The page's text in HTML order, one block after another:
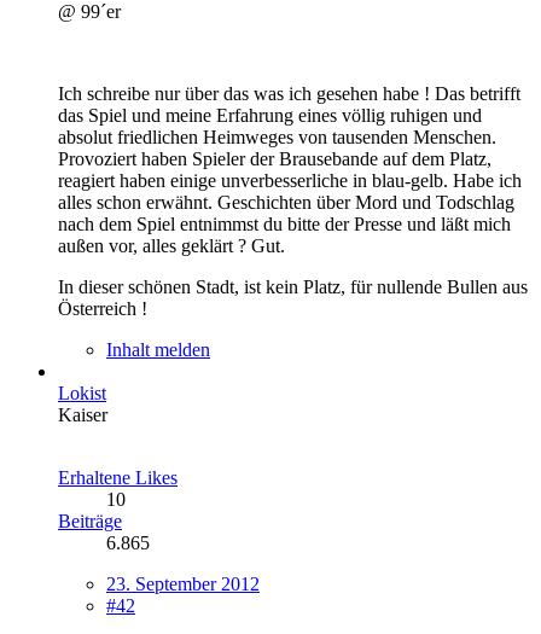
@ 99´er
Ich schreibe nur über das was ich gesehen habe ! Das betrifft
das Spiel und meine Erfahrung eines völlig ruhigen und
absolut friedlichen Heimweges von tausenden Menschen.
Provoziert haben Spieler der Brausebande auf dem Platz,
reagiert haben einige unverbesserliche in blau-gelb. Habe ich
alles schon erwähnt. Geschichten über Mord und Todschlag
nach dem Spiel entnimmst du bitte der Presse und läßt mich
außen vor, alles geklärt ? Gut.
In dieser schönen Stadt, ist kein Platz, für nullende Bullen aus
Österreich !
Inhalt melden
Lokist
Kaiser
Erhaltene Likes
10
Beiträge
6.865
23. September 2012
#42